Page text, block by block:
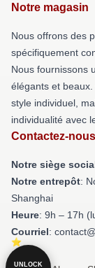
Notre magasin
Nous offrons des
spécifiquement
Nous fournissons
élégants et
style individuel,
individualité avec
Contactez-nous
Notre siège
Notre entrepôt:
Shanghai
Heure: 9h – 17h
Courriel:
UNLOCK